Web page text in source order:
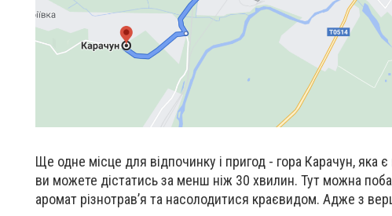
Ще одне місце для відпочинку і пригод - гора Карачун,
ви можете дістатись за менш ніж 30 хвилин. Тут можна
аромат різнотрав’я та насолодитися краєвидом. Адже з